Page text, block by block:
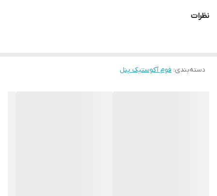
نظرات
دسته‌بندی: فوم آکوستیک پنل